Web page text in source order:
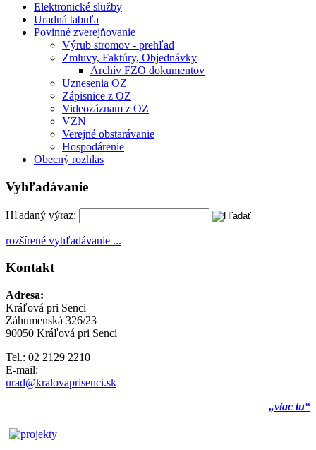
Elektronické služby
Uradná tabuľa
Povinné zverejňovanie
Výrub stromov - prehľad
Zmluvy, Faktúry, Objednávky
Archív FZO dokumentov
Uznesenia OZ
Zápisnice z OZ
Videozáznam z OZ
VZN
Verejné obstarávanie
Hospodárenie
Obecný rozhlas
Vyhľadávanie
Hľadaný výraz:
rozšírené vyhľadávanie ...
Kontakt
Adresa:
Kráľová pri Senci
Záhumenská 326/23
90050 Kráľová pri Senci
Tel.: 02 2129 2210
E-mail:
urad@kralovaprisenci.sk
„viac tu“